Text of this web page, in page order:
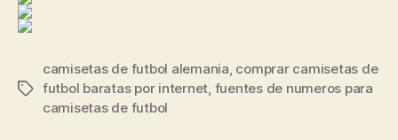
Etiquetas
camisetas de futbol alemania, comprar camisetas de
futbol baratas por internet, fuentes de numeros para
camisetas de futbol